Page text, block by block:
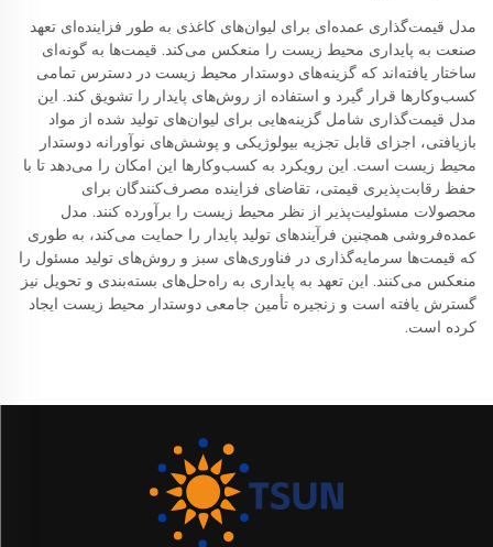
مدل قیمت‌گذاری عمده‌ای برای لیوان‌های کاغذی به طور فزاینده‌ای تعهد
صنعت به پایداری محیط زیست را منعکس می‌کند. قیمت‌ها به گونه‌ای
ساختار یافته‌اند که گزینه‌های دوستدار محیط زیست در دسترس تمامی
کسب‌وکارها قرار گیرد و استفاده از روش‌های پایدار را تشویق کند. این
مدل قیمت‌گذاری شامل گزینه‌هایی برای لیوان‌های تولید شده از مواد
بازیافتی، اجزای قابل تجزیه بیولوژیکی و پوشش‌های نوآورانه دوستدار
محیط زیست است. این رویکرد به کسب‌وکارها این امکان را می‌دهد تا با
حفظ رقابت‌پذیری قیمتی، تقاضای فزاینده مصرف‌کنندگان برای
محصولات مسئولیت‌پذیر از نظر محیط زیست را برآورده کنند. مدل
عمده‌فروشی همچنین فرآیندهای تولید پایدار را حمایت می‌کند، به طوری
که قیمت‌ها سرمایه‌گذاری در فناوری‌های سبز و روش‌های تولید مسئول را
منعکس می‌کنند. این تعهد به پایداری به راه‌حل‌های بسته‌بندی و تحویل نیز
گسترش یافته است و زنجیره تأمین جامعی دوستدار محیط زیست ایجاد
کرده است.